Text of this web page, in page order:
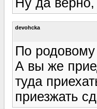
devohcka
По
А вы же
туда
приезжать